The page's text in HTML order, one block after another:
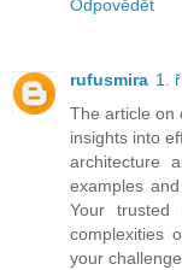
Odpovědět
rufusmira 1.
The article on
insights into
architecture
examples
Your trusted
complexities
your